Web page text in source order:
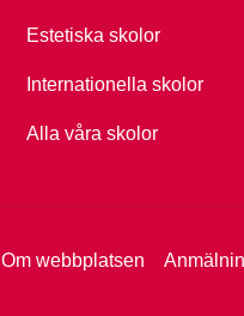
Estetiska skolor
Internationella skolor
Alla våra skolor
Om webbplatsen